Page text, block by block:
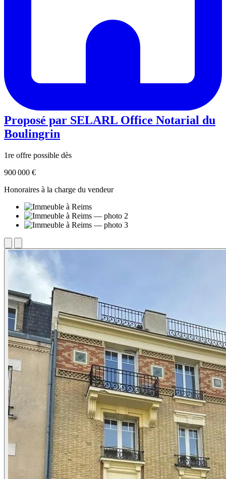
Proposé par SELARL Office Notarial du
Boulingrin
1re offre possible dès
900 000 €
Honoraires à la charge du vendeur